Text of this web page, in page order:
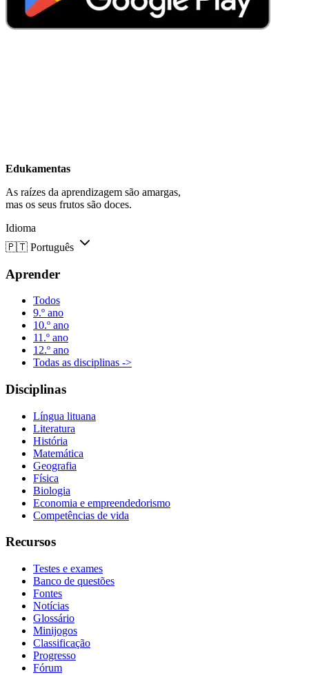
Edukamentas
As raízes da aprendizagem são amargas,
mas os seus frutos são doces.
Idioma
🇵🇹 Português
Aprender
Todos
9.º ano
10.º ano
11.º ano
12.º ano
Todas as disciplinas ->
Disciplinas
Língua lituana
Literatura
História
Matemática
Geografia
Física
Biologia
Economia e empreendedorismo
Competências de vida
Recursos
Testes e exames
Banco de questões
Fontes
Notícias
Glossário
Minijogos
Classificação
Progresso
Fórum